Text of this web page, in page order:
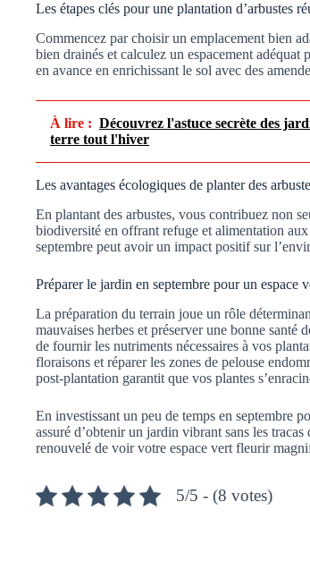
Les étapes clés pour une plantation d’arbustes
Commencez par choisir un emplacement bien
bien drainés et calculez un espacement
en avance en enrichissant le sol avec des
À lire : Découvrez l'astuce secrète des
terre tout l'hiver
Les avantages écologiques de planter des
En plantant des arbustes, vous contribuez non
biodiversité en offrant refuge et alimentation
septembre peut avoir un impact positif sur
Préparer le jardin en septembre pour un espace
La préparation du terrain joue un rôle
mauvaises herbes et préserver une bonne
de fournir les nutriments nécessaires à vos
floraisons et réparer les zones de pelouse
post-plantation garantit que vos plantes
En investissant un peu de temps en septembre
assuré d’obtenir un jardin vibrant sans les
renouvelé de voir votre espace vert fleurir
5/5 - (8 votes)